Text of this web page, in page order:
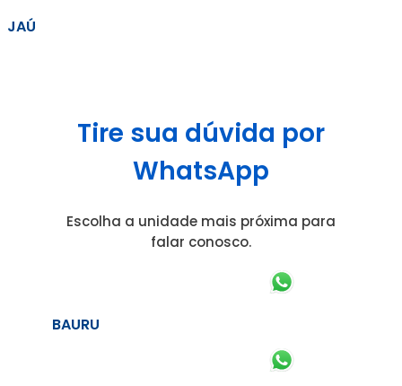
JAÚ
Tire sua dúvida por
WhatsApp
Escolha a unidade mais próxima para
falar conosco.
BAURU